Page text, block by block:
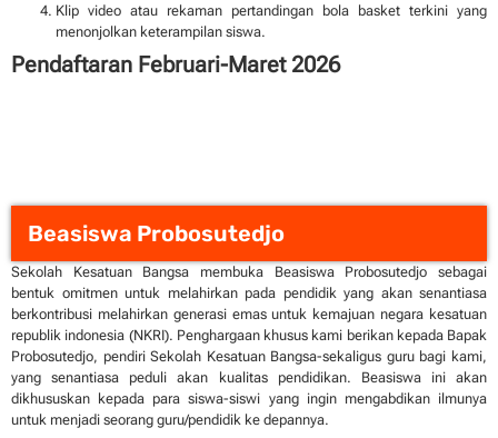
Klip video atau rekaman pertandingan bola basket terkini yang
menonjolkan keterampilan siswa.
Pendaftaran Februari-Maret 2026
Beasiswa Probosutedjo
Sekolah Kesatuan Bangsa membuka Beasiswa Probosutedjo sebagai
bentuk omitmen untuk melahirkan pada pendidik yang akan senantiasa
berkontribusi melahirkan generasi emas untuk kemajuan negara kesatuan
republik indonesia (NKRI). Penghargaan khusus kami berikan kepada Bapak
Probosutedjo, pendiri Sekolah Kesatuan Bangsa-sekaligus guru bagi kami,
yang senantiasa peduli akan kualitas pendidikan. Beasiswa ini akan
dikhususkan kepada para siswa-siswi yang ingin mengabdikan ilmunya
untuk menjadi seorang guru/pendidik ke depannya.